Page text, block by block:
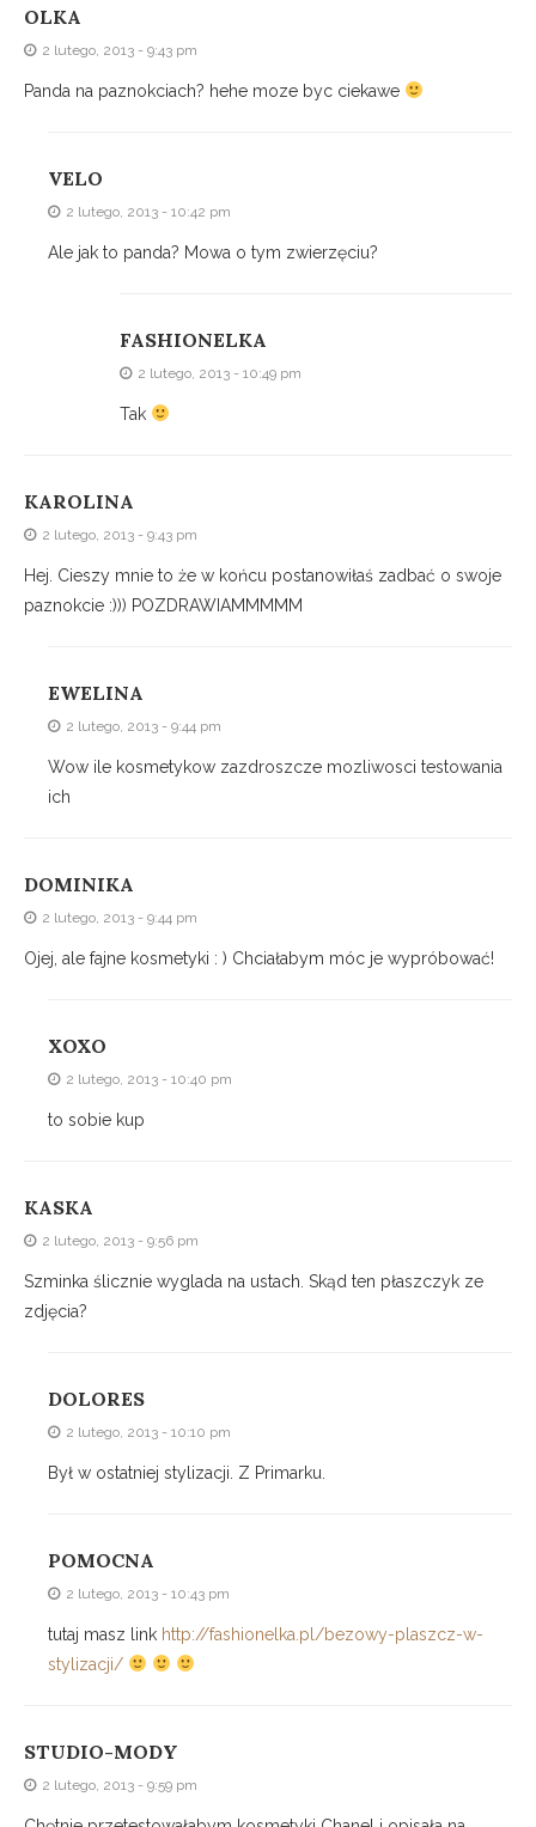
OLKA
2 lutego, 2013 - 9:43 pm
Panda na paznokciach? hehe moze byc ciekawe
VELO
2 lutego, 2013 - 10:42 pm
Ale jak to panda? Mowa o tym zwierzęciu?
FASHIONELKA
2 lutego, 2013 - 10:49 pm
Tak
KAROLINA
2 lutego, 2013 - 9:43 pm
Hej. Cieszy mnie to że w końcu postanowiłaś zadbać o swoje
paznokcie :))) POZDRAWIAMMMMM
EWELINA
2 lutego, 2013 - 9:44 pm
Wow ile kosmetykow zazdroszcze mozliwosci testowania
ich
DOMINIKA
2 lutego, 2013 - 9:44 pm
Ojej, ale fajne kosmetyki : ) Chciałabym móc je wypróbować!
XOXO
2 lutego, 2013 - 10:40 pm
to sobie kup
KASKA
2 lutego, 2013 - 9:56 pm
Szminka ślicznie wyglada na ustach. Skąd ten płaszczyk ze
zdjęcia?
DOLORES
2 lutego, 2013 - 10:10 pm
Był w ostatniej stylizacji. Z Primarku.
POMOCNA
2 lutego, 2013 - 10:43 pm
tutaj masz link http://fashionelka.pl/bezowy-plaszcz-w-
stylizacji/
STUDIO-MODY
2 lutego, 2013 - 9:59 pm